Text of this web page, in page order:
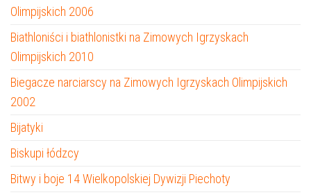
Olimpijskich 2006
Biathloniści i biathlonistki na Zimowych Igrzyskach
Olimpijskich 2010
Biegacze narciarscy na Zimowych Igrzyskach Olimpijskich
2002
Bijatyki
Biskupi łódzcy
Bitwy i boje 14 Wielkopolskiej Dywizji Piechoty